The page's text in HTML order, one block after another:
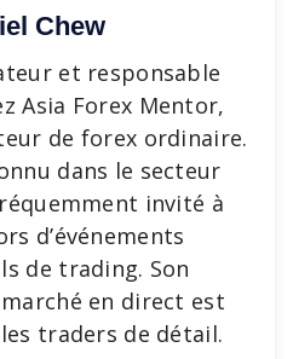
Chew
et responsable
Asia Forex Mentor,
de forex ordinaire.
dans le secteur
invité à
d’événements
de trading. Son
en direct est
traders de détail.